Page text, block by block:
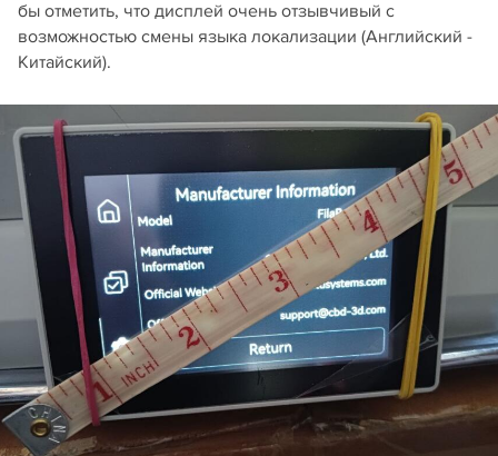
бы отметить, что дисплей очень отзывчивый с
возможностью смены языка локализации (Английский -
Китайский).